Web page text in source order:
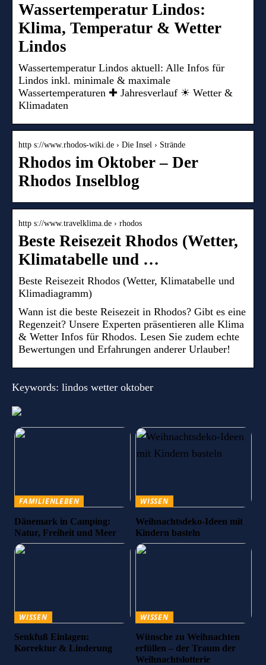
Wassertemperatur Lindos:
Klima, Temperatur & Wetter
Lindos
Wassertemperatur Lindos aktuell: Alle Infos für
Lindos inkl. minimale & maximale
Wassertemperaturen ✚ Jahresverlauf ☀ Wetter &
Klimadaten
http s://www.rhodos-wiki.de › Die Insel › Strände
Rhodos im Oktober – Der
Rhodos Inselblog
http s://www.travelklima.de › rhodos
Beste Reisezeit Rhodos (Wetter,
Klimatabelle und …
Beste Reisezeit Rhodos (Wetter, Klimatabelle und
Klimadiagramm)
Wann ist die beste Reisezeit in Rhodos? Gibt es eine
Regenzeit? Unsere Experten präsentieren alle Klima
& Wetter Infos für Rhodos. Lesen Sie zudem echte
Bewertungen und Erfahrungen anderer Urlauber!
Keywords: lindos wetter oktober
FAMILIENLEBEN
Dänemark in Camping:
Natur, Freiheit und Meer
WISSEN
Weihnachtsdeko-Ideen mit
Kindern basteln
WISSEN
Senkfuß Einlagen:
Korrektur & Linderung
WISSEN
Wünsche zu Weihnachten
erfüllen – der Traum der
Weihnachtslotterie